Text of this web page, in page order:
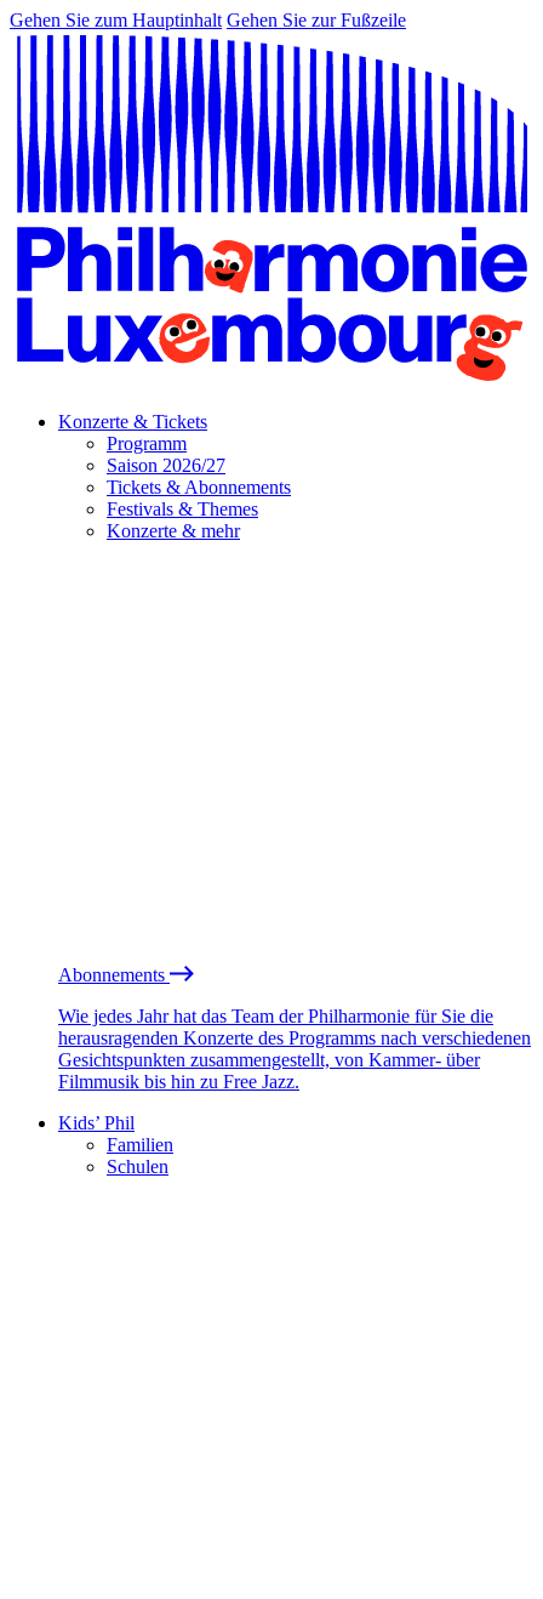
Gehen Sie zum Hauptinhalt Gehen Sie zur Fußzeile
Konzerte & Tickets
Programm
Saison 2026/27
Tickets & Abonnements
Festivals & Themes
Konzerte & mehr
Abonnements
Wie jedes Jahr hat das Team der Philharmonie für Sie die
herausragenden Konzerte des Programms nach verschiedenen
Gesichtspunkten zusammengestellt, von Kammer- über
Filmmusik bis hin zu Free Jazz.
Kids’ Phil
Familien
Schulen